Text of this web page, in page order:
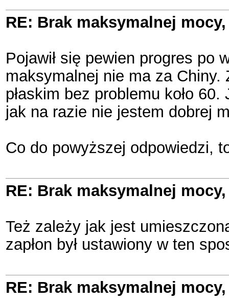
RE: Brak maksymalnej
Pojawił się pewien progres po
maksymalnej nie ma za Chiny.
płaskim bez problemu koło
jak na razie nie jestem dobrej
Co do powyższej odpowiedzi,
RE: Brak maksymalnej
Też zależy jak jest
zapłon był ustawiony w ten
RE: Brak maksymalnej